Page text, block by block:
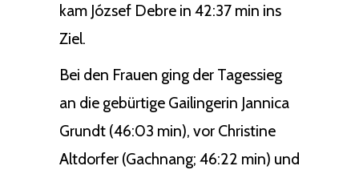
kam József Debre in 42:37 min ins
Ziel.
Bei den Frauen ging der Tagessieg
an die gebürtige Gailingerin Jannica
Grundt (46:03 min), vor Christine
Altdorfer (Gachnang; 46:22 min) und